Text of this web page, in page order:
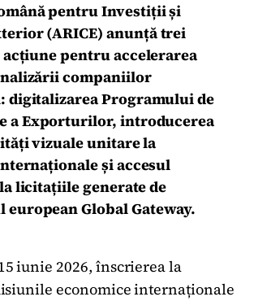
pentru Investiții și
(ARICE) anunță trei
pentru accelerarea
companiilor
digitalizarea Programului de
a Exporturilor, introducerea
vizuale unitare la
și accesul
licitațiile generate de
Global Gateway.
iunie 2026, înscrierea la
economice internaționale